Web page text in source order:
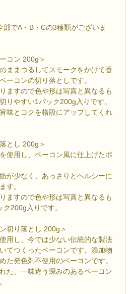
部でA・B・Cの3種類がございま
コン 200g＞
ままつるしてスモークをかけて香
ーコンの切り落としです。
ますので色や形は写真と異なるも
りやすい1パック200g入りです。
味とコクを格段にアップしてくれ
とし 200g＞
使用し、ベーコン風に仕上げたボ
が少なく、あっさりとヘルシーに
す。
ますので色や形は写真と異なるも
200g入りです。
切り落とし 200g＞
用し、今では少ない伝統的な製法
てつくったベーコンです。添加物
た発色剤不使用のベーコンです。
た、一味違う深みのあるベーコン